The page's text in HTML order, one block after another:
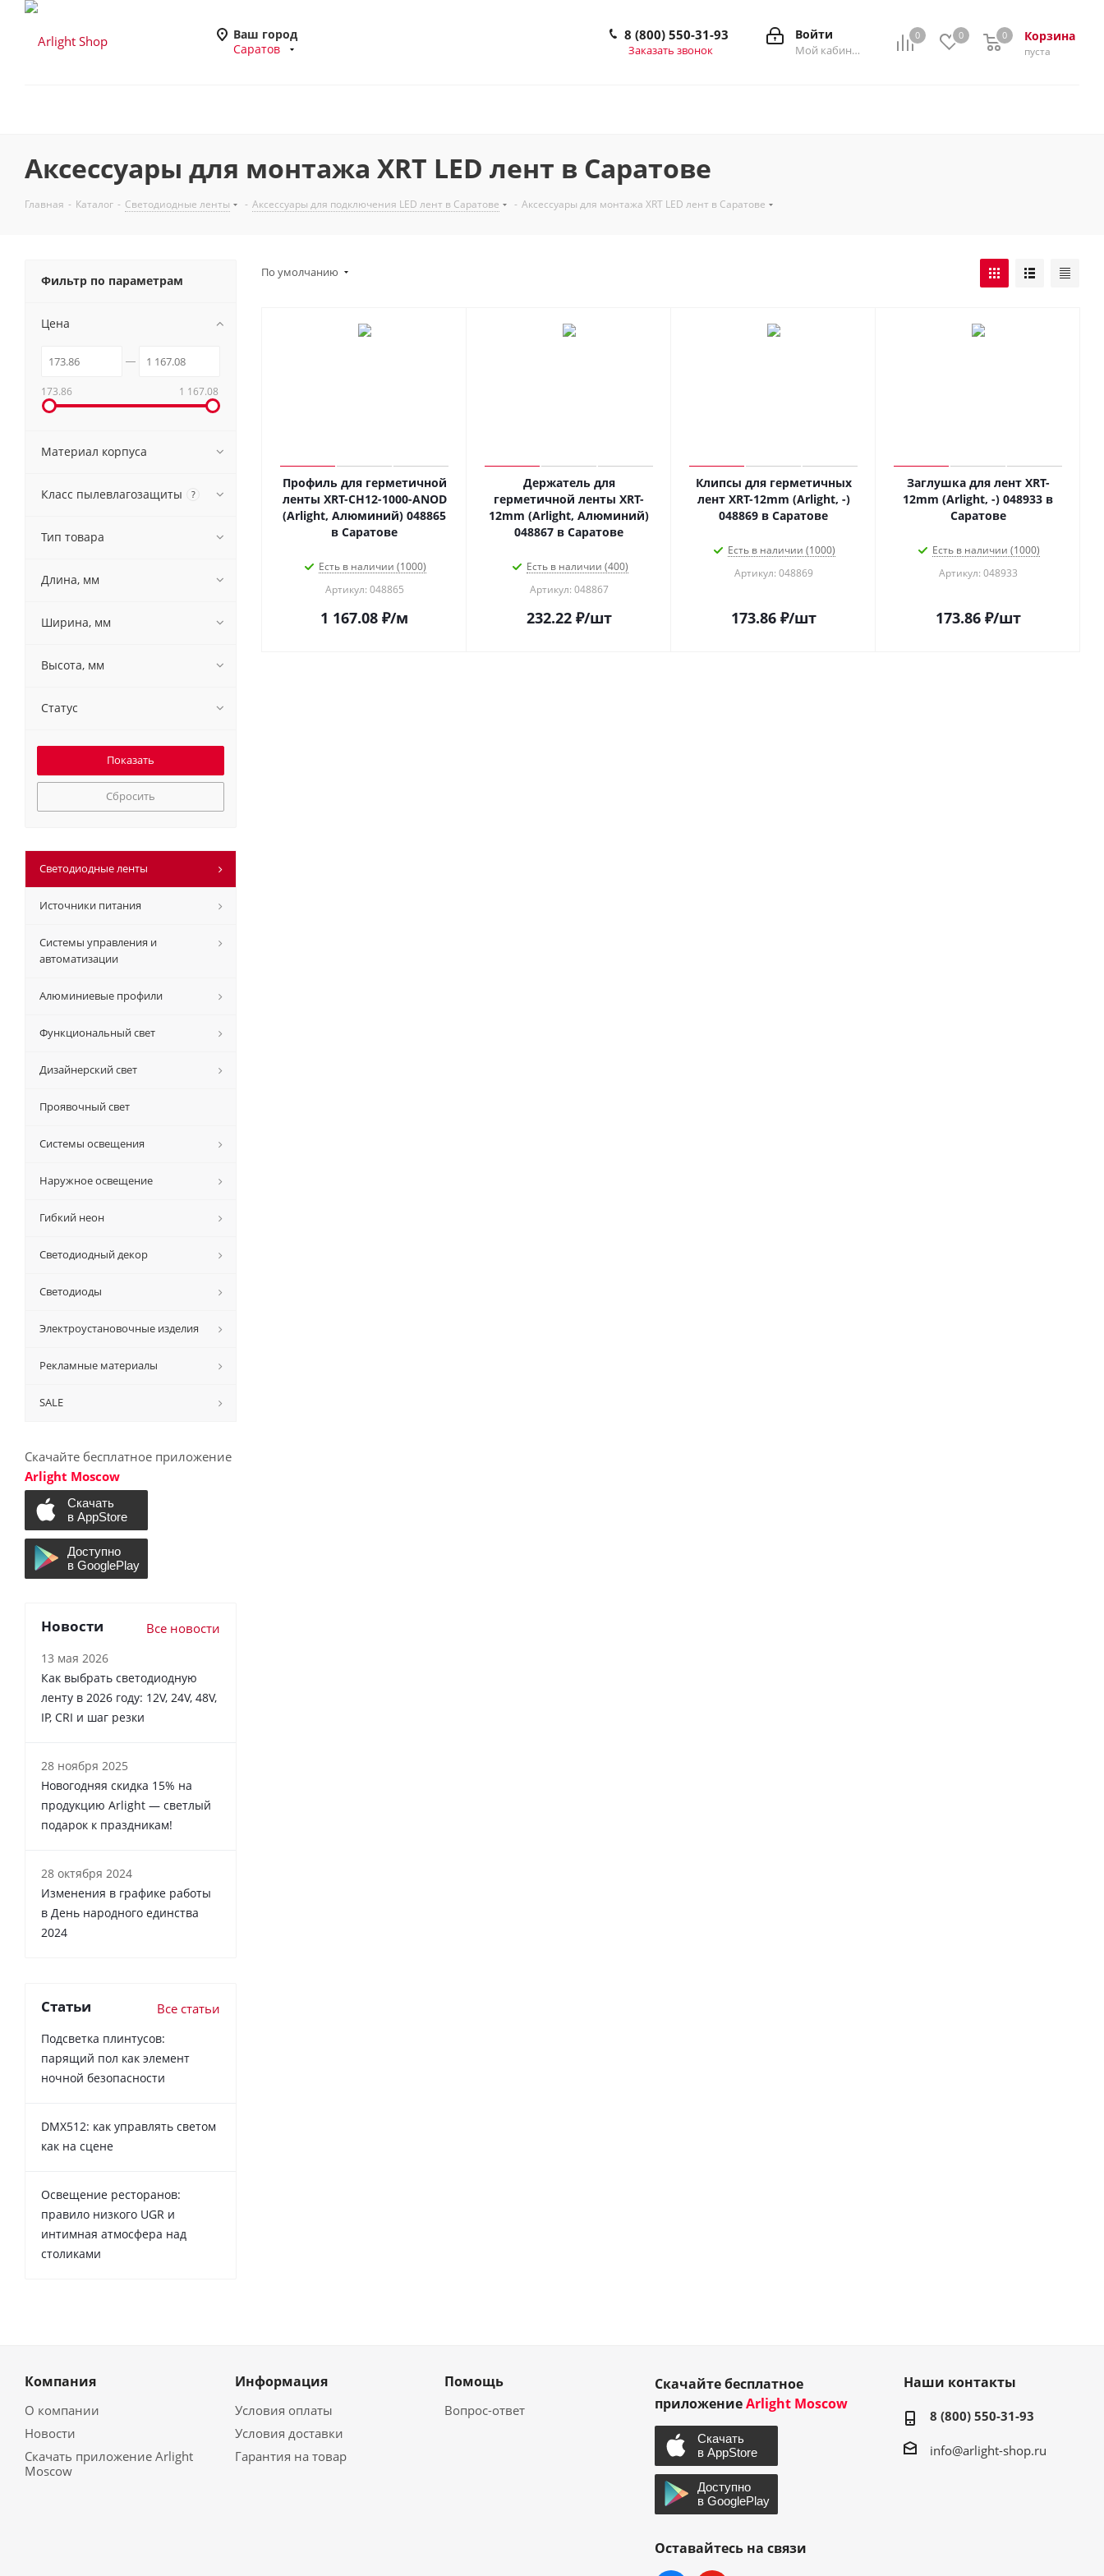
Ваш город
Саратов
0 0 Корзина
0
пуста
0
Войти
Мой кабинет
8 (800) 550-31-93
Заказать звонок
Аксессуары для монтажа XRT LED лент в Саратове
Главная - Каталог - Светодиодные ленты - Аксессуары для подключения LED лент в Саратове - Аксессуары для монтажа XRT LED лент в Саратове
По умолчанию
Профиль для герметичной
ленты XRT-CH12-1000-ANOD
(Arlight, Алюминий) 048865
в Саратове
Есть в наличии (1000)
Артикул: 048865
1 167.08 ₽/м
Держатель для
герметичной ленты XRT-
12mm (Arlight, Алюминий)
048867 в Саратове
Есть в наличии (400)
Артикул: 048867
232.22₽/шт
Клипсы для герметичных
лент XRT-12mm (Arlight, -)
048869 в Саратове
Есть в наличии (1000)
Артикул: 048869
173.86₽/шт
Заглушка для лент XRT-
12mm (Arlight, -) 048933 в
Саратове
Есть в наличии (1000)
Артикул: 048933
173.86₽/шт
Фильтр по параметрам
Цена
173.86 1 167.08
Материал корпуса
Класс пылевлагозащиты ?
Тип товара
Длина, мм
Ширина, мм
Высота, мм
Статус
Сбросить
Светодиодные ленты
Источники питания
Системы управления и
автоматизации
Алюминиевые профили
Функциональный свет
Дизайнерский свет
Проявочный свет
Системы освещения
Наружное освещение
Гибкий неон
Светодиодный декор
Светодиоды
Электроустановочные изделия
Рекламные материалы
SALE
Скачайте бесплатное приложение
Arlight Moscow
Новости Все новости
13 мая 2026
Как выбрать светодиодную
ленту в 2026 году: 12V, 24V, 48V,
IP, CRI и шаг резки
28 ноября 2025
Новогодняя скидка 15% на
продукцию Arlight — светлый
подарок к праздникам!
28 октября 2024
Изменения в графике работы
в День народного единства
2024
Статьи Все статьи
Подсветка плинтусов:
парящий пол как элемент
ночной безопасности
DMX512: как управлять светом
как на сцене
Освещение ресторанов:
правило низкого UGR и
интимная атмосфера над
столиками
Компания
О компании
Новости
Скачать приложение Arlight
Moscow
Информация
Условия оплаты
Условия доставки
Гарантия на товар
Помощь
Вопрос-ответ
Скачайте бесплатное
приложениеArlight Moscow
Оставайтесь на связи
Наши контакты
8 (800) 550-31-93
info@arlight-shop.ru